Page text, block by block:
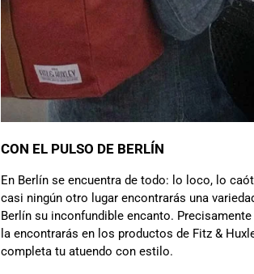
CON EL PULSO DE BERLÍN
En Berlín se encuentra de todo: lo loco, lo
casi ningún otro lugar encontrarás una
Berlín su inconfundible encanto.
la encontrarás en los productos de Fitz &
completa tu atuendo con estilo.